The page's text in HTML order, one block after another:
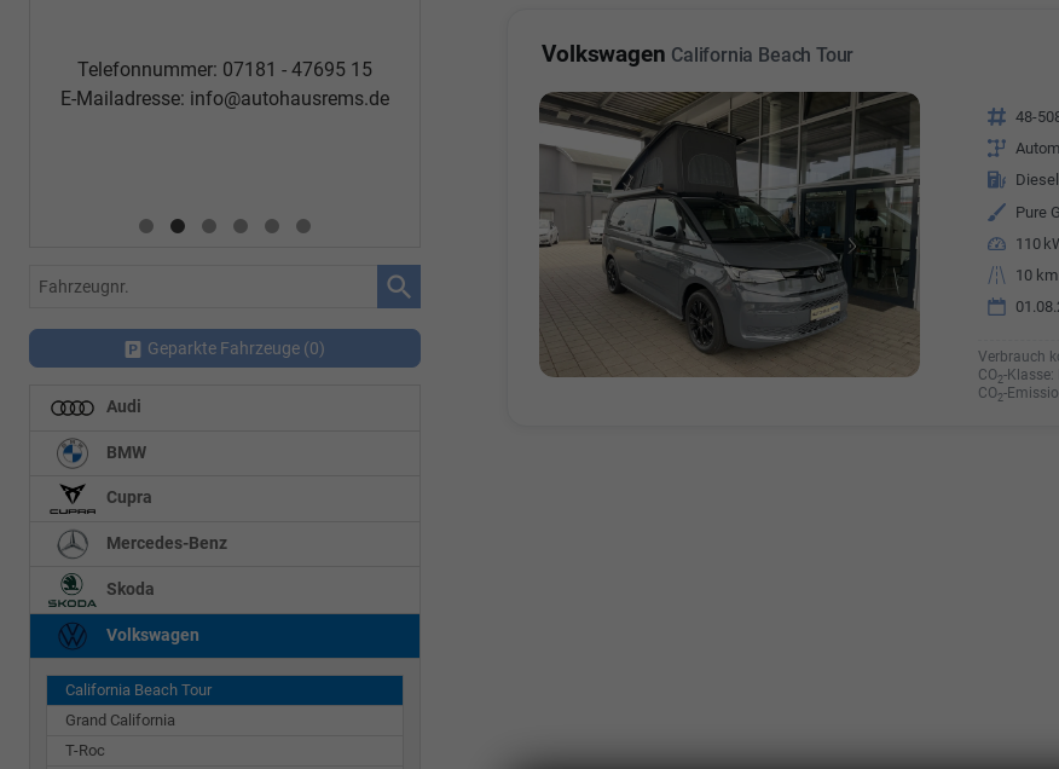
Volkswagen California Beach Tour
Fahrzeugnr. 48-
Getriebe
Kraftstoff Diesel
Außenfarbe Pure
Leistung 110
Kilometerstand
10 km
Verbrauch
CO2-Klasse:
CO2-
Telefonnummer: 07181 - 47695 15
E-Mailadresse: info@autohausrems.de
Telefonnummer: 07181 - 47695 15
E-Mailadresse:info@autohausrems.de
E-Mailadresse:
Fahrzeugnr.
Geparkte Fahrzeuge (0)
Audi
BMW
Cupra
Mercedes-Benz
Skoda
Volkswagen
California Beach Tour
Grand California
T-Roc